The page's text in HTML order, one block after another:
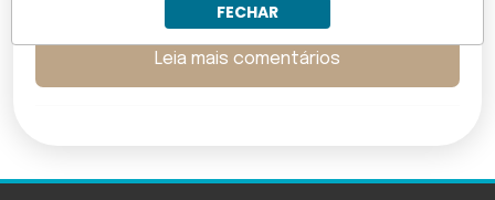
Leia mais comentários
FECHAR